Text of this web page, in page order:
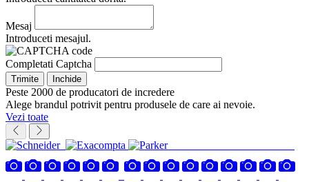
Mesaj
Introduceti mesajul.
Completati Captcha
Trimite Inchide
Peste 2000 de producatori de incredere
Alege brandul potrivit pentru produsele de care ai nevoie.
Vezi toate